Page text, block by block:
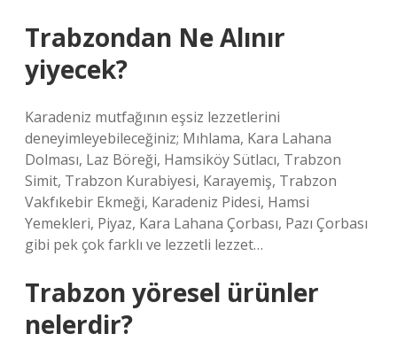
Trabzondan Ne Alınır
yiyecek?
Karadeniz mutfağının eşsiz lezzetlerini
deneyimleyebileceğiniz; Mıhlama, Kara Lahana
Dolması, Laz Böreği, Hamsiköy Sütlacı, Trabzon
Simit, Trabzon Kurabiyesi, Karayemiş, Trabzon
Vakfıkebir Ekmeği, Karadeniz Pidesi, Hamsi
Yemekleri, Piyaz, Kara Lahana Çorbası, Pazı Çorbası
gibi pek çok farklı ve lezzetli lezzet…
Trabzon yöresel ürünler
nelerdir?